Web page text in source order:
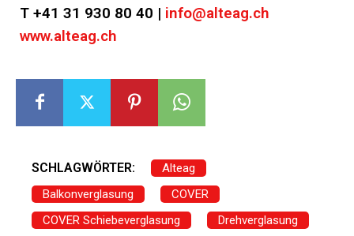
T +41 31 930 80 40 | info@alteag.ch
www.alteag.ch
SCHLAGWÖRTER:
Alteag
Balkonverglasung
COVER
COVER Schiebeverglasung
Drehverglasung